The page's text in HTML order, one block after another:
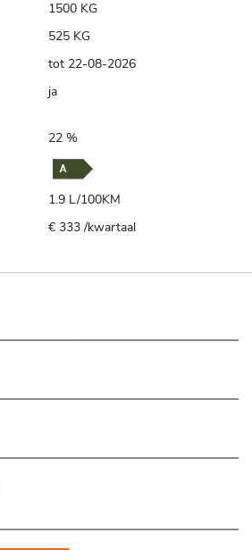
1500 KG
525 KG
tot 22-08-2026
ja
22 %
1.9 L/100KM
€ 333 /kwartaal